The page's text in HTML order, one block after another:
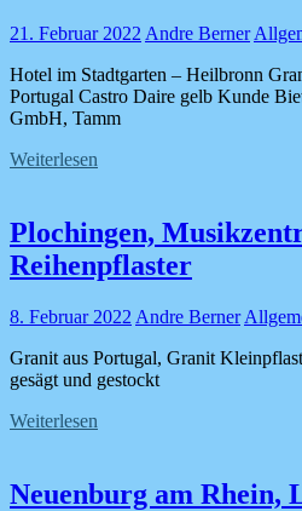
21. Februar 2022 Andre Berner
Hotel im Stadtgarten – Heilbronn
Portugal Castro Daire gelb Kunde
GmbH, Tamm
Weiterlesen
Plochingen,
Reihenpflaster
8. Februar 2022 Andre Berner
Granit aus Portugal, Granit
gesägt und gestockt
Weiterlesen
Neuenburg am Rhein,